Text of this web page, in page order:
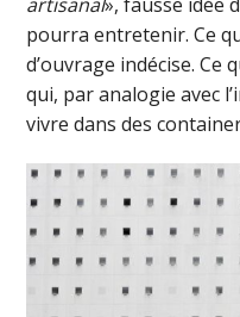
pourra entretenir. Ce
d’ouvrage indécise. Ce
qui, par analogie avec
vivre dans des